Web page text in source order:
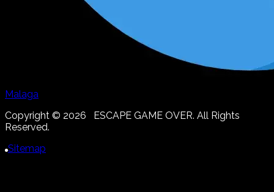
Malaga
Copyright © 2026 ESCAPE GAME OVER. All Rights
Reserved.
Sitemap